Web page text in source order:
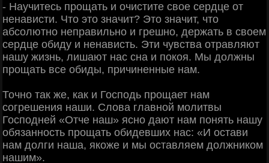
- Научитесь прощать и очистите свое сердце от
ненависти. Что это значит? Это значит, что
абсолютно неправильно и грешно, держать в своем
сердце обиду и ненависть. Эти чувства отравляют
нашу жизнь, лишают нас сна и покоя. Мы должны
прощать все обиды, причиненные нам.
Точно так же, как и Господь прощает нам
согрешения наши. Слова главной молитвы
Господней «Отче наш» ясно дают нам понять нашу
обязанность прощать обидевших нас: «И остави
нам долги наша, якоже и мы оставляем должником
нашим».